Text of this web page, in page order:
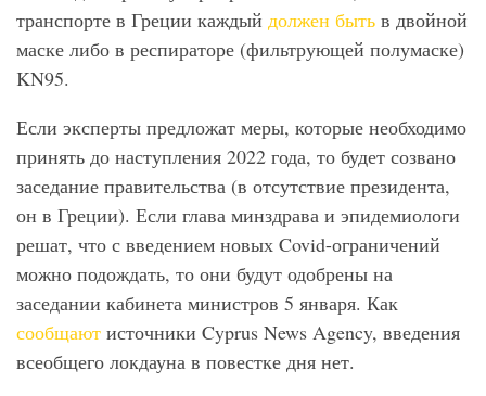
транспорте в Греции каждый должен быть в двойной
маске либо в респираторе (фильтрующей полумаске)
KN95.
Если эксперты предложат меры, которые необходимо
принять до наступления 2022 года, то будет созвано
заседание правительства (в отсутствие президента,
он в Греции). Если глава минздрава и эпидемиологи
решат, что с введением новых Covid-ограничений
можно подождать, то они будут одобрены на
заседании кабинета министров 5 января. Как
сообщают источники Cyprus News Agency, введения
всеобщего локдауна в повестке дня нет.